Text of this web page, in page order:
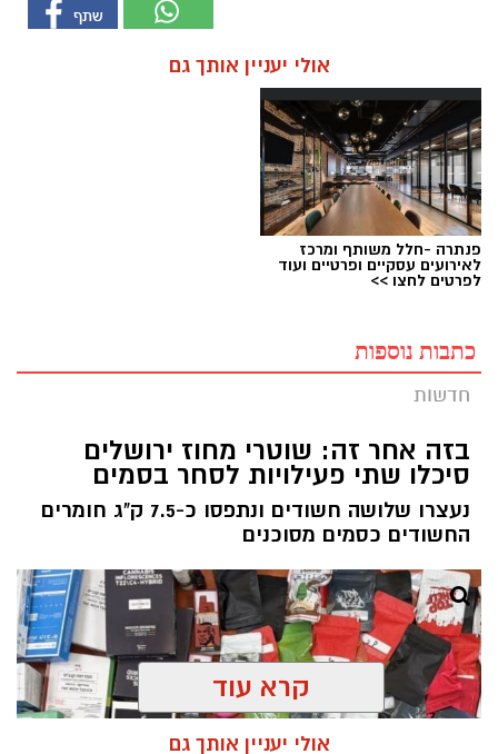
אולי יעניין אותך גם
פנתרה -חלל משותף ומרכז
לאירועים עסקיים ופרטיים ועוד
לפרטים לחצו >>
כתבות נוספות
חדשות
בזה אחר זה: שוטרי מחוז ירושלים
סיכלו שתי פעילויות לסחר בסמים
נעצרו שלושה חשודים ונתפסו כ-7.5 ק"ג חומרים
החשודים כסמים מסוכנים
קרא עוד
אולי יעניין אותך גם